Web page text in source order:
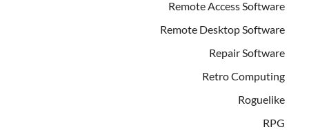
Remote Access Software
Remote Desktop Software
Repair Software
Retro Computing
Roguelike
RPG